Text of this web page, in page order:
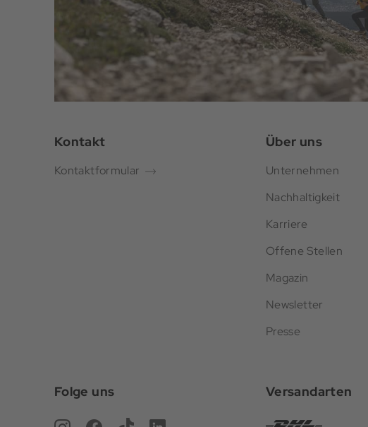
Kontakt
Kontaktformular
Über uns
Unternehmen
Nachhaltigkeit
Karriere
Offene Stellen
Magazin
Newsletter
Presse
Folge uns Versandarten